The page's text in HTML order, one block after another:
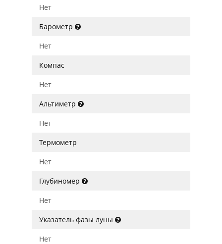
Нет
Барометр
Нет
Компас
Нет
Альтиметр
Нет
Термометр
Нет
Глубиномер
Нет
Указатель фазы луны
Нет